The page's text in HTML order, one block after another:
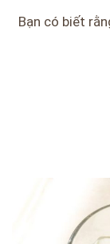
Bạn có biết